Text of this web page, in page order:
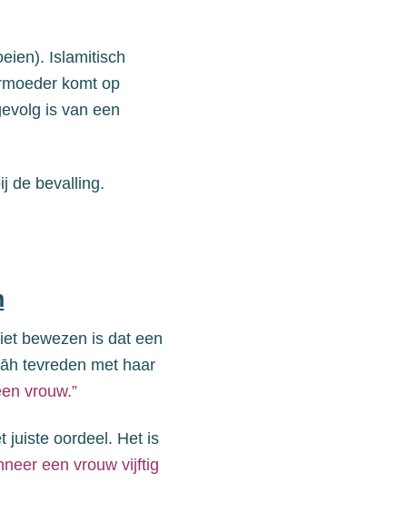
). Islamitisch
komt op
is van een
de bevalling.
bewezen is dat een
tevreden met haar
vrouw.”
juiste oordeel. Het is
een vrouw vijftig